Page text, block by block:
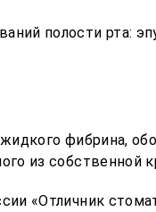
полости рта:
фибрина,
из собственной
«Отличник